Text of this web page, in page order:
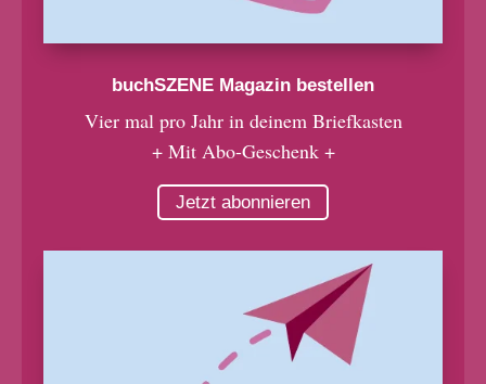
buchSZENE Magazin bestellen
Vier mal pro Jahr in deinem Briefkasten
+ Mit Abo-Geschenk +
Jetzt abonnieren